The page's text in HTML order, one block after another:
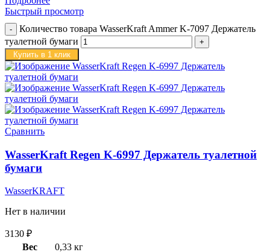
Быстрый просмотр
Количество товара WasserKraft Ammer K-7097 Держатель
туалетной бумаги
Купить в 1 клик
Сравнить
WasserKraft Regen K-6997 Держатель туалетной
бумаги
WasserKRAFT
Нет в наличии
3130 ₽
Вес
0,33 кг